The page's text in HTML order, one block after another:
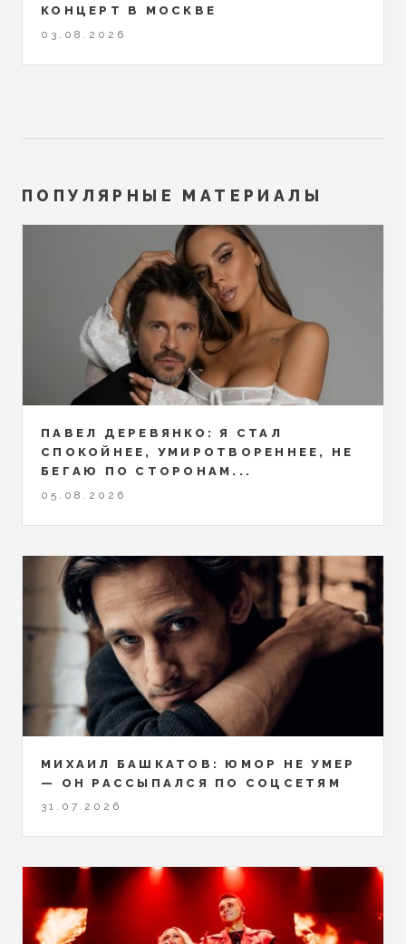
КОНЦЕРТ В МОСКВЕ
03.08.2026
ПОПУЛЯРНЫЕ МАТЕРИАЛЫ
ПАВЕЛ ДЕРЕВЯНКО: Я СТАЛ
СПОКОЙНЕЕ, УМИРОТВОРЕННЕЕ, НЕ
БЕГАЮ ПО СТОРОНАМ...
05.08.2026
МИХАИЛ БАШКАТОВ: ЮМОР НЕ УМЕР
— ОН РАССЫПАЛСЯ ПО СОЦСЕТЯМ
31.07.2026